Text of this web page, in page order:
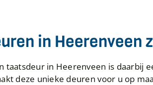
in Heerenveen
taatsdeur in Heerenveen is daarbij
deze unieke deuren voor u op